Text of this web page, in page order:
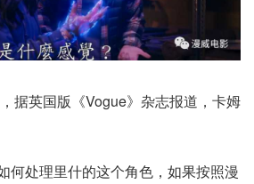
据英国版《Vogue》杂志报道，卡姆
何处理里什的这个角色，如果按照漫